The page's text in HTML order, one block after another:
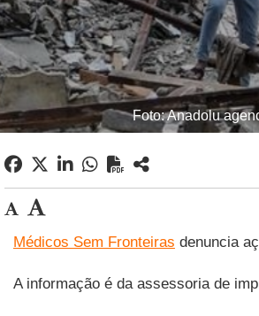
Foto: Anadolu
Médicos Sem Fronteiras denuncia
A informação é da assessoria de